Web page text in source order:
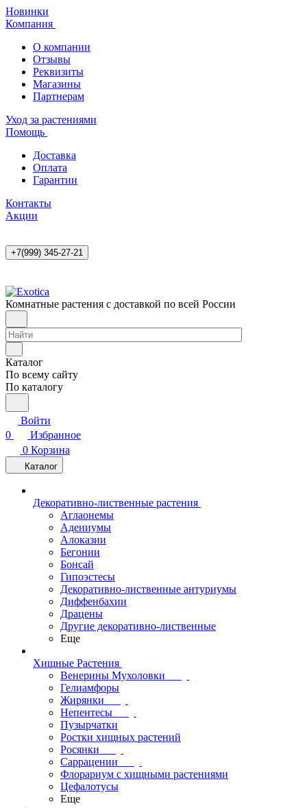
Новинки
Компания
О компании
Отзывы
Реквизиты
Магазины
Партнерам
Уход за растениями
Помощь
Доставка
Оплата
Гарантии
Контакты
Акции
+7(999) 345-27-21
Комнатные растения с доставкой по всей России
Каталог
По всему сайту
По каталогу
Войти
0
Избранное
0 Корзина
Каталог
Декоративно-лиственные растения
Аглаонемы
Адениумы
Алоказии
Бегонии
Бонсай
Гипоэстесы
Декоративно-лиственные антуриумы
Диффенбахии
Драцены
Другие декоративно-лиственные
Еще
Хищные Растения
Венерины Мухоловки
Гелиамфоры
Жирянки
Непентесы
Пузырчатки
Ростки хищных растений
Росянки
Саррацении
Флорариум с хищными растениями
Цефалотусы
Еще